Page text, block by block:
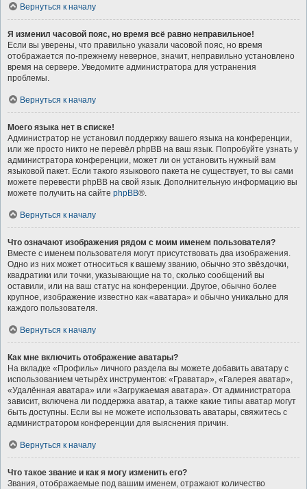
Вернуться к началу
Я изменил часовой пояс, но время всё равно неправильное!
Если вы уверены, что правильно указали часовой пояс, но время
отображается по-прежнему неверное, значит, неправильно установлено
время на сервере. Уведомите администратора для устранения
проблемы.
Вернуться к началу
Моего языка нет в списке!
Администратор не установил поддержку вашего языка на конференции,
или же просто никто не перевёл phpBB на ваш язык. Попробуйте узнать у
администратора конференции, может ли он установить нужный вам
языковой пакет. Если такого языкового пакета не существует, то вы сами
можете перевести phpBB на свой язык. Дополнительную информацию вы
можете получить на сайте phpBB®.
Вернуться к началу
Что означают изображения рядом с моим именем пользователя?
Вместе с именем пользователя могут присутствовать два изображения.
Одно из них может относиться к вашему званию, обычно это звёздочки,
квадратики или точки, указывающие на то, сколько сообщений вы
оставили, или на ваш статус на конференции. Другое, обычно более
крупное, изображение известно как «аватара» и обычно уникально для
каждого пользователя.
Вернуться к началу
Как мне включить отображение аватары?
На вкладке «Профиль» личного раздела вы можете добавить аватару с
использованием четырёх инструментов: «Граватар», «Галерея аватар»,
«Удалённая аватара» или «Загружаемая аватара». От администратора
зависит, включена ли поддержка аватар, а также какие типы аватар могут
быть доступны. Если вы не можете использовать аватары, свяжитесь с
администратором конференции для выяснения причин.
Вернуться к началу
Что такое звание и как я могу изменить его?
Звания, отображаемые под вашим именем, отражают количество